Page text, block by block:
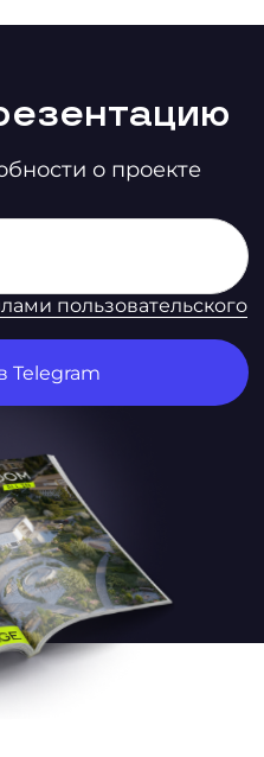
о проекте
пользовательского